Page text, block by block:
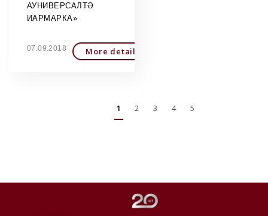
АУНИВЕРСАЛТӘ
ИАРМАРКА»
07.09.2018 More detailed
1 2 3 4 5